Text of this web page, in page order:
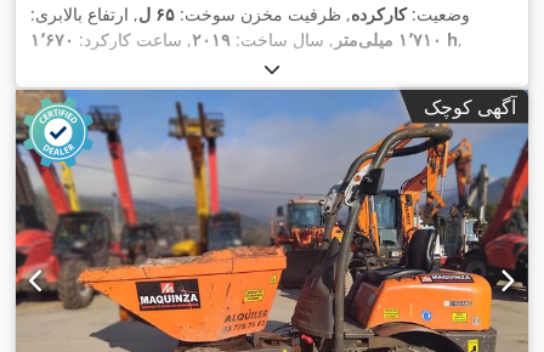
وضعیت:کارکرده, ظرفیت مخزن سوخت: ۶۵ ل
, ارتفاع بالابری:
۱٬۷۱۰ میلی‌متر
, سال ساخت: ۲۰۱۹, ساعت کارکرد: ۱٬۶۷۰ h,
آگهی کوچک